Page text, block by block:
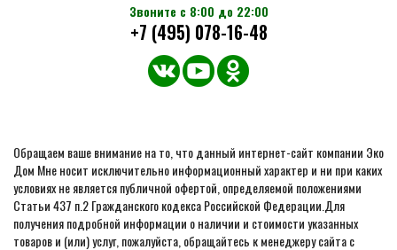
Звоните с 8:00 до 22:00
+7 (495) 078-16-48
Обращаем ваше внимание на то, что данный интернет-сайт компании Эко
Дом Мне носит исключительно информационный характер и ни при каких
условиях не является публичной офертой, определяемой положениями
Статьи 437 п.2 Гражданского кодекса Российской Федерации.Для
получения подробной информации о наличии и стоимости указанных
товаров и (или) услуг, пожалуйста, обращайтесь к менеджеру сайта с